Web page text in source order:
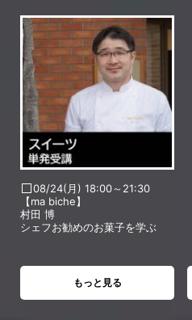
08/24(月) 18:00～21:30
【ma biche】
村田 博
シェフお勧めのお菓子を学ぶ
もっと見る